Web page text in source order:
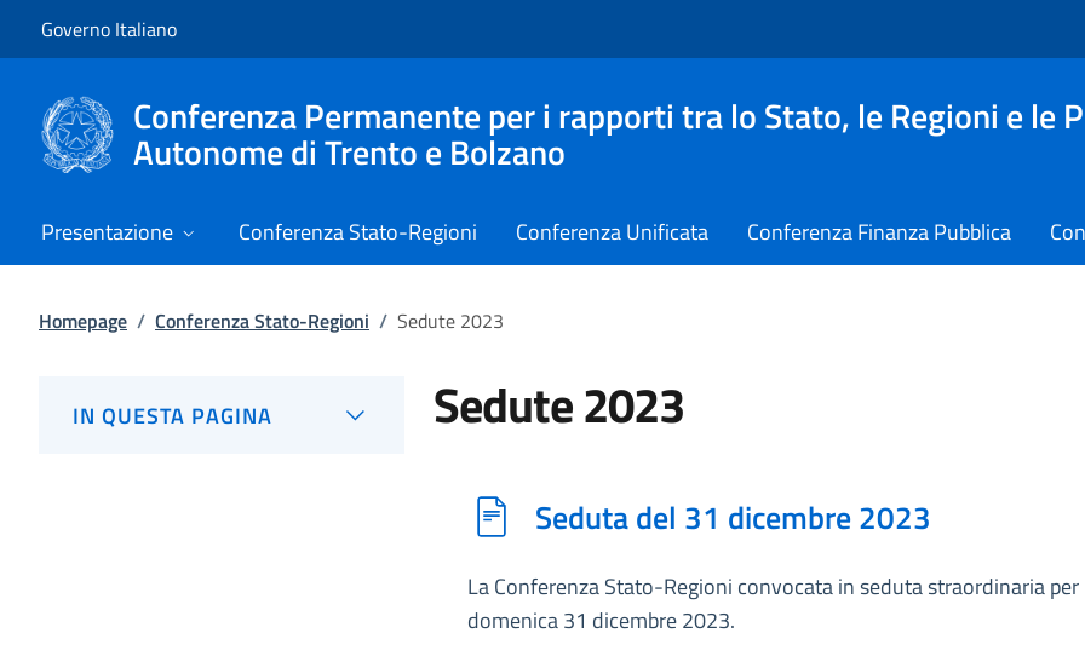
Governo Italiano
Conferenza Permanente per i rapporti tra lo Stato, le Regioni e le
Autonome di Trento e Bolzano
Presentazione Conferenza Stato-Regioni Conferenza Unificata Conferenza Finanza Pubblica
Homepage / Conferenza Stato-Regioni / Sedute 2023
IN QUESTA PAGINA Sedute 2023
Seduta del 31 dicembre 2023
La Conferenza Stato-Regioni convocata in seduta straordinaria per
domenica 31 dicembre 2023.